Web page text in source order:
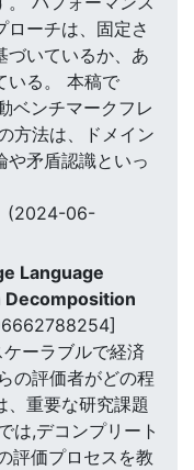
ーチは、固定さ
づいているか、あ
いる。 本稿で
ベンチマークフレ
方法は、ドメイン
や矛盾認識といっ
(2024-06-
Language
Decomposition
ーラブルで経済
の評価者がどの程
、重要な研究課題
は,デコンプリート
評価プロセスを教